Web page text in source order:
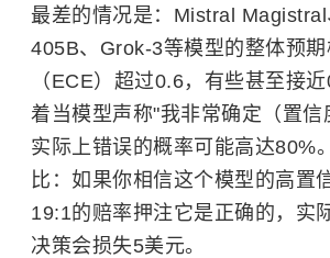
最差的情况是：Mistral
405B、Grok-3等模型的整体预期
（ECE）超过0.6，有些甚至接
着当模型声称"我非常确定（置信
实际上错误的概率可能高达80%
比：如果你相信这个模型的高置
19:1的赔率押注它是正确的，实
决策会损失5美元。